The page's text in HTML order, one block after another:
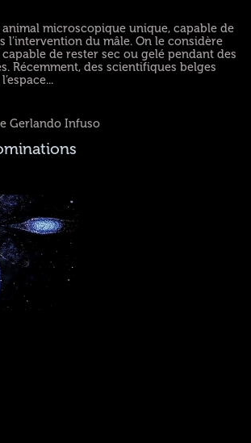
animal microscopique unique, capable de
l’intervention du mâle. On le considère
de rester sec ou gelé pendant des
Récemment, des scientifiques belges
Gerlando Infuso